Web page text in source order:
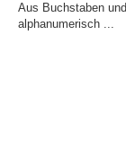
Aus Buchstaben
alphanumerisch ...